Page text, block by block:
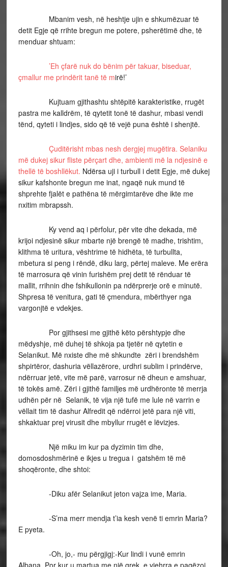
Mbanim vesh, në heshtje ujin e shkumëzuar të
detit Egje që rrihte bregun me potere, psherëtimë dhe, të
menduar shtuam:
’Eh çfarë nuk do bënim për takuar, biseduar,
çmallur me prindërit tanë të mirë!’
Kujtuam gjithashtu shtëpitë karakteristike, rrugët
pastra me kalldrëm, të qytetit tonë të dashur, mbasi vendi
tënd, qyteti i lindjes, sido që të vejë puna është i shenjtë.
Çuditërisht mbas nesh dergjej mugëtira. Selaniku
më dukej sikur fliste përçart dhe, ambienti më la ndjesinë e
thellë të boshllëkut. Ndërsa uji i turbull i detit Egje, më dukej
sikur kafshonte bregun me inat, ngaqë nuk mund të
shprehte fjalët e pathëna të mërgimtarëve dhe ikte me
nxitim mbrapssh.
Ky vend aq i përfolur, për vite dhe dekada, më
krijoi ndjesinë sikur mbarte një brengë të madhe, trishtim,
klithma të uritura, vështrime të hidhëta, të turbullta,
mbetura si peng i rëndë, diku larg, përtej maleve. Me erëra
të marrosura që vinin furishëm prej detit të rënduar të
mallit, rrihnin dhe fshikullonin pa ndërprerje orë e minutë.
Shpresa të venitura, gati të çmendura, mbërthyer nga
vargonjtë e vdekjes.
Por gjithsesi me gjithë këto përshtypje dhe
mëdyshje, më duhej të shkoja pa tjetër në qytetin e
Selanikut. Më nxiste dhe më shkundte zëri i brendshëm
shpirtëror, dashuria vëllazërore, urdhri sublim i prindërve,
ndërruar jetë, vite më parë, varrosur në dheun e amshuar,
të tokës amë. Zëri i gjithë familjes më urdhëronte të merrja
udhën për në Selanik, të vija një tufë me lule në varrin e
vëllait tim të dashur Alfredit që ndërroi jetë para një viti,
shkaktuar prej virusit dhe mbyllur rrugët e lëvizjes.
Një miku im kur pa dyzimin tim dhe,
domosdoshmërinë e ikjes u tregua i gatshëm të më
shoqëronte, dhe shtoi:
-Diku afër Selanikut jeton vajza ime, Maria.
-S’ma merr mendja t’ia kesh venë ti emrin Maria?
E pyeta.
-Oh, jo,- mu përgjigj:-Kur lindi i vunë emrin
Albana. Por kur u martua me një grek, e vjehrra e pagëzoi